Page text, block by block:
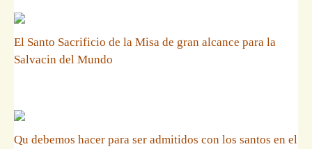
El Santo Sacrificio de la Misa de gran alcance para la
Salvacin del Mundo
Qu debemos hacer para ser admitidos con los santos en el